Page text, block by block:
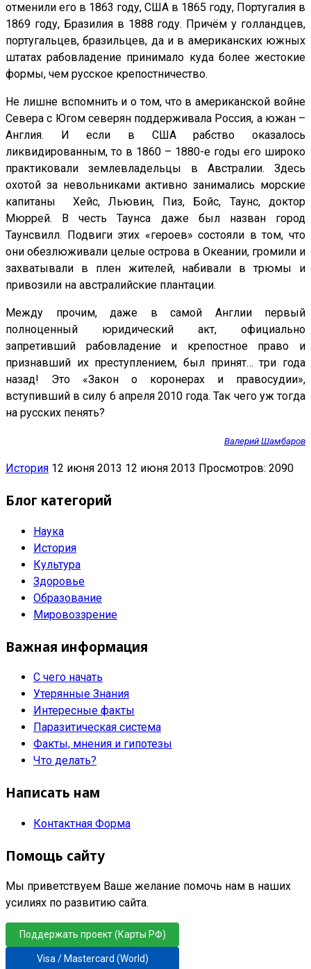
отменили его в 1863 году, США в 1865 году, Португалия в
1869 году, Бразилия в 1888 году. Причём у голландцев,
португальцев, бразильцев, да и в американских южных
штатах рабовладение принимало куда более жестокие
формы, чем русское крепостничество.
Не лишне вспомнить и о том, что в американской войне
Севера с Югом северян поддерживала Россия, а южан –
Англия. И если в США рабство оказалось
ликвидированным, то в 1860 – 1880-е годы его широко
практиковали землевладельцы в Австралии. Здесь
охотой за невольниками активно занимались морские
капитаны Хейс, Льювин, Пиз, Бойс, Таунс, доктор
Мюррей. В честь Таунса даже был назван город
Таунсвилл. Подвиги этих «героев» состояли в том, что
они обезлюживали целые острова в Океании, громили и
захватывали в плен жителей, набивали в трюмы и
привозили на австралийские плантации.
Между прочим, даже в самой Англии первый
полноценный юридический акт, официально
запретивший рабовладение и крепостное право и
признавший их преступлением, был принят… три года
назад! Это «Закон о коронерах и правосудии»,
вступивший в силу 6 апреля 2010 года. Так чего уж тогда
на русских пенять?
Валерий Шамбаров
История 12 июня 2013 12 июня 2013 Просмотров: 2090
Блог категорий
Наука
История
Культура
Здоровье
Образование
Мировоззрение
Важная информация
С чего начать
Утерянные Знания
Интересные факты
Паразитическая система
Факты, мнения и гипотезы
Что делать?
Написать нам
Контактная Форма
Помощь сайту
Мы приветствуем Ваше желание помочь нам в наших
усилиях по развитию сайта.
Поддержать проект (Карты РФ)
Visa / Mastercard (World)